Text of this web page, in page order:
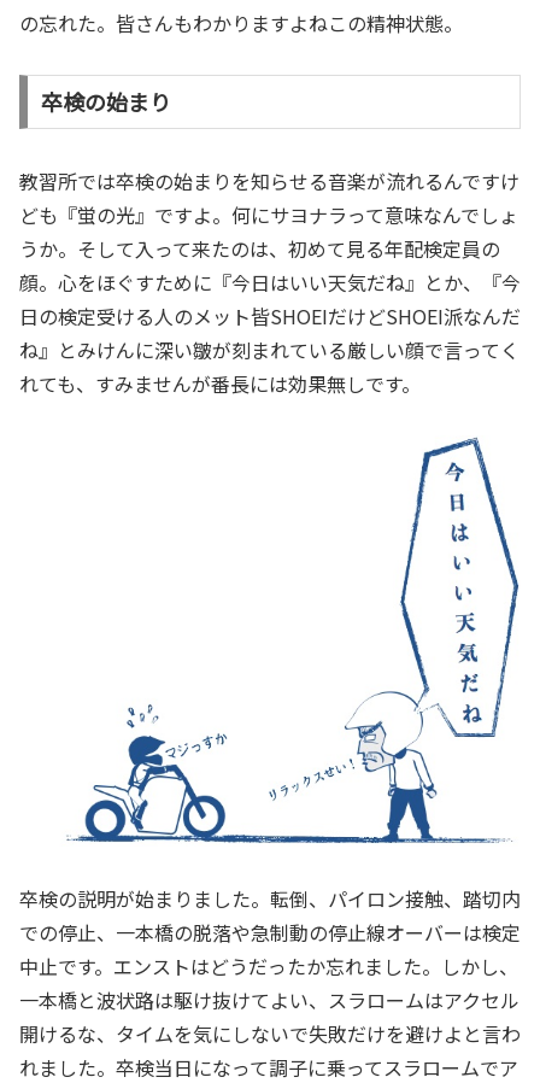
の忘れた。皆さんもわかりますよねこの精神状態。
卒検の始まり
教習所では卒検の始まりを知らせる音楽が流れるんですけ
ども『蛍の光』ですよ。何にサヨナラって意味なんでしょ
うか。そして入って来たのは、初めて見る年配検定員の
顔。心をほぐすために『今日はいい天気だね』とか、『今
日の検定受ける人のメット皆SHOEIだけどSHOEI派なんだ
ね』とみけんに深い皺が刻まれている厳しい顔で言ってく
れても、すみませんが番長には効果無しです。
卒検の説明が始まりました。転倒、パイロン接触、踏切内
での停止、一本橋の脱落や急制動の停止線オーバーは検定
中止です。エンストはどうだったか忘れました。しかし、
一本橋と波状路は駆け抜けてよい、スラロームはアクセル
開けるな、タイムを気にしないで失敗だけを避けよと言わ
れました。卒検当日になって調子に乗ってスラロームでア